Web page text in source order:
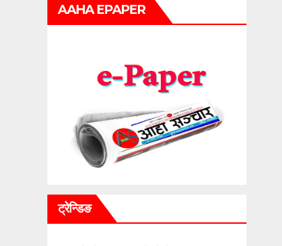
AAHA EPAPER
ट्रेन्डिङ